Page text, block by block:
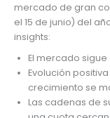
mercado de gran
el 15 de junio) del
insights:
El mercado sigue
Evolución
crecimiento se
Las cadenas de